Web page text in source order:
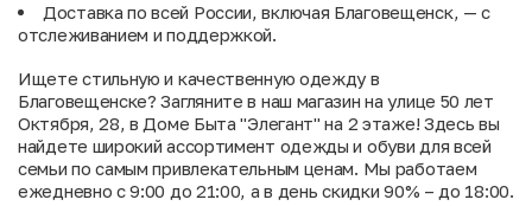
Доставка по всей России, включая Благовещенск, — с
отслеживанием и поддержкой.
Ищете стильную и качественную одежду в
Благовещенске? Загляните в наш магазин на улице 50 лет
Октября, 28, в Доме Быта "Элегант" на 2 этаже! Здесь вы
найдете широкий ассортимент одежды и обуви для всей
семьи по самым привлекательным ценам. Мы работаем
ежедневно с 9:00 до 21:00, а в день скидки 90% – до 18:00.